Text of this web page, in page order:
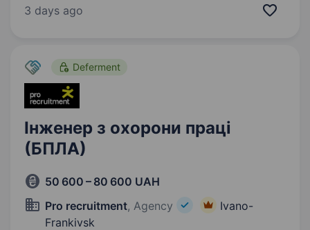
найвищу якість продукції. Наша власна
3 days ago
Deferment
Інженер з охорони праці
(БПЛА)
50 600 – 80 600 UAH
Pro recruitment, Agency
Ivano-
Frankivsk